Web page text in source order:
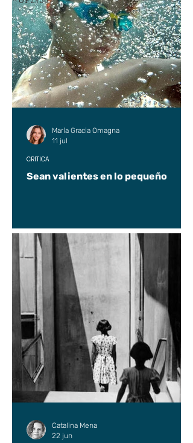
Sean valientes en lo pequeño
CRÍTICA
María Gracia Omagna
11 jul
Catalina Mena
22 jun